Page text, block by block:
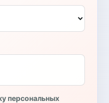
персональных